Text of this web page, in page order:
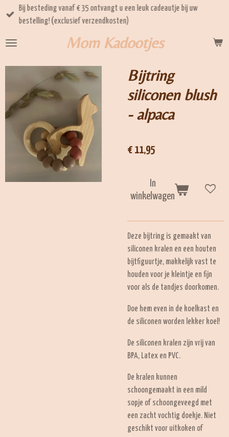
Ga
direct
de
Mom Kadootjes
Bij besteding vanaf € 35 ontvangt u een leuk cadeautje bij uw
bestelling! (exclusief verzendkosten)
Bijtring
siliconen blush
- alpaca
€ 11,95
In
winkelwagen
Deze bijtring is gemaakt van
siliconen kralen en een houten
bijtfiguurtje, makkelijk vast te
houden voor je kleintje en fijn
voor als de tandjes doorkomen.
Doe hem even in de koelkast en
de siliconen worden lekker koel!
De siliconen kralen zijn vrij van
BPA, Latex en PVC.
De kralen kunnen
schoongemaakt in een mild
sopje of schoongeveegd met
een zacht vochtig doekje. Niet
geschikt voor uitkoken of